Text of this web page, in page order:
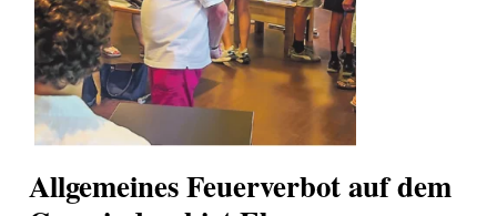
Allgemeines Feuerverbot auf dem